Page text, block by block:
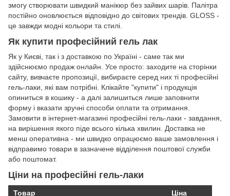
змогу створювати швидкий манікюр без зайвих шарів. Палітра
постійно оновлюється відповідно до світових трендів. GLOSS -
це завжди модні кольори та стилі.
Як купити професійний гель лак
Як у Києві, так і з доставкою по Україні - саме так ми
здійснюємо продаж онлайн. Усе просто: заходите на сторінки
сайту, вивчаєте пропозиції, вибираєте серед них ті професійні
гель-лаки, які вам потрібні. Клікайте "купити" і продукція
опиниться в кошику - а далі залишиться лише заповнити
форму і вказати зручні способи оплати та отримання.
Замовити в інтернет-магазині професійні гель-лаки - завдання,
на вирішення якого піде всього кілька хвилин. Доставка не
менш оперативна - ми швидко опрацюємо ваше замовлення і
відправимо товари в зазначене відділення поштової служби
або поштомат.
Ціни на професійні гель-лаки
Товар Ціна